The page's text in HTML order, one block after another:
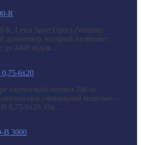
R
R, Leica Sport Optics (Wetzlar)
дальномер, который позволяет
до 2400 ярдов...
6x20
охотничьей оптики Z8i от
уникальной моделью –
0,75-6x20. Он...
B 3000